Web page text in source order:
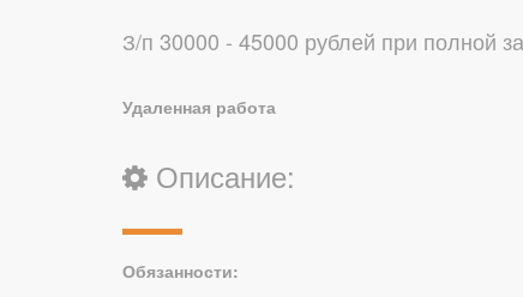
З/п 30000 - 45000 рублей при полной
Удаленная работа
Описание:
Обязанности: